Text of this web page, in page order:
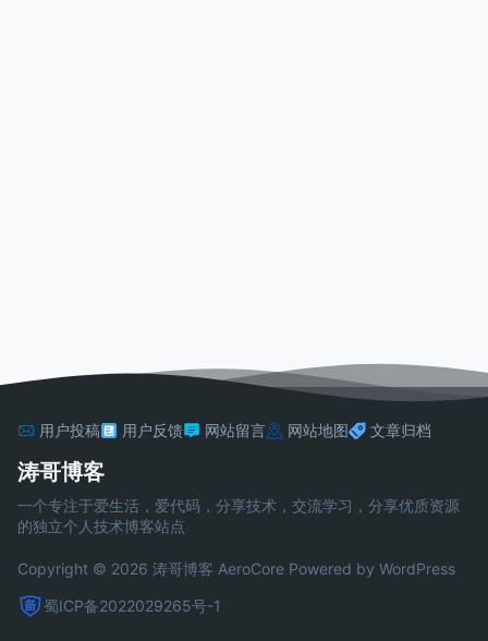
用户投稿 用户反馈 网站留言 网站地图 文章归档
涛哥博客
一个专注于爱生活，爱代码，分享技术，交流学习，分享优质资源
的独立个人技术博客站点
Copyright © 2026 涛哥博客 AeroCore Powered by WordPress
蜀ICP备2022029265号-1